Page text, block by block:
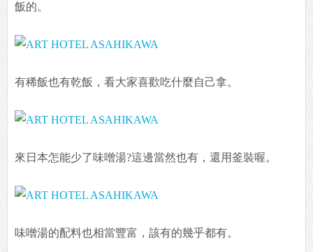
飯的。
有稀飯也有乾飯，看大家喜歡吃什麼自己拿。
來日本怎能少了味噌湯?這邊當然也有，還用釜裝喔。
味噌湯的配料也相當豐富，該有的幾乎都有。